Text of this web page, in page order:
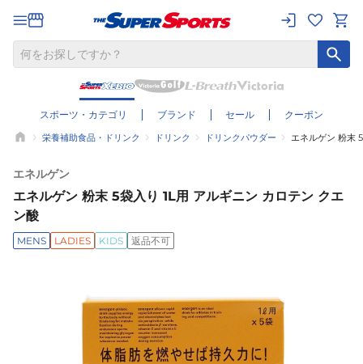
スポーツ・カテゴリ ブランド セール クーポン
栄養補助食品・ドリンク ドリンク ドリンクパウダー エネルゲン 粉末
エネルゲン
エネルゲン 粉末 5袋入り 1L用 アルギニン カロテン クエ
ン酸
MENS LADIES KIDS 返品不可